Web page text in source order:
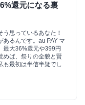
還元になる裏
思っているあなた！
あるんです。au PAY マ
最大36%還元や399円
めば、祭りの全貌と賢
も最初は半信半疑でし